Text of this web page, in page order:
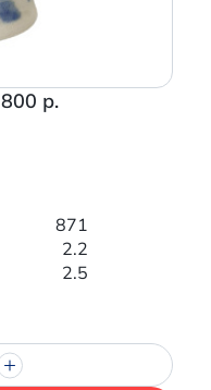
800 р.
871
2.2
2.5